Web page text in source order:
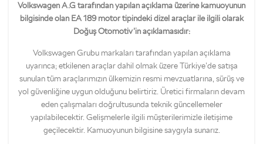
Volkswagen A.G tarafından yapılan açıklama üzerine kamuoyunun
bilgisinde olan EA 189 motor tipindeki dizel araçlar ile ilgili olarak
Doğuş Otomotiv’in açıklamasıdır:
Volkswagen Grubu markaları tarafından yapılan açıklama
uyarınca; etkilenen araçlar dahil olmak üzere Türkiye’de satışa
sunulan tüm araçlarımızın ülkemizin resmi mevzuatlarına, sürüş ve
yol güvenliğine uygun olduğunu belirtiriz. Üretici firmaların devam
eden çalışmaları doğrultusunda teknik güncellemeler
yapılabilecektir. Gelişmelerle ilgili müşterilerimizle iletişime
geçilecektir. Kamuoyunun bilgisine saygıyla sunarız.